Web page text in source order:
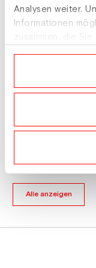
Analysen weiter.
Informationen
ÖM:
Alle anzeigen